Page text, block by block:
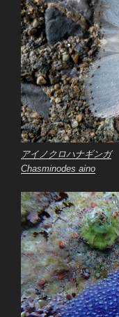
アイノクロハナギンガ
Chasminodes aino